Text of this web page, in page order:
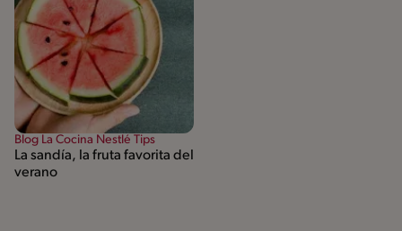
Blog La Cocina Nestlé Tips
La sandía, la fruta favorita del
verano